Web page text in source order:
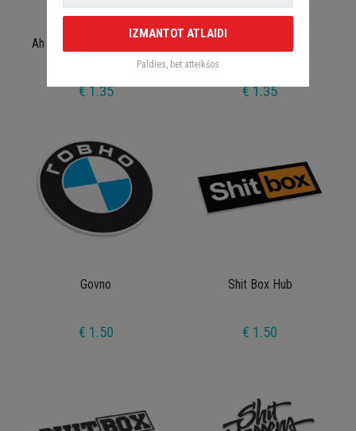
Ah Shit Here We Go Again
€ 1.35 € 1.35
Govno
€ 1.50
Shit Box Hub
€ 1.50
IZMANTOT ATLAIDI
Paldies, bet atteikšos